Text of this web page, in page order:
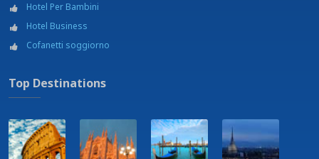
Hotel Per Bambini
Hotel Business
Cofanetti soggiorno
Top Destinations